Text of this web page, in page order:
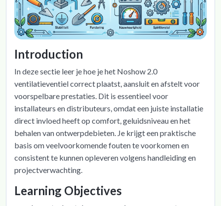
Introduction
In deze sectie leer je hoe je het Noshow 2.0
ventilatieventiel correct plaatst, aansluit en afstelt voor
voorspelbare prestaties. Dit is essentieel voor
installateurs en distributeurs, omdat een juiste installatie
direct invloed heeft op comfort, geluidsniveau en het
behalen van ontwerpdebieten. Je krijgt een praktische
basis om veelvoorkomende fouten te voorkomen en
consistent te kunnen opleveren volgens handleiding en
projectverwachting.
Learning Objectives